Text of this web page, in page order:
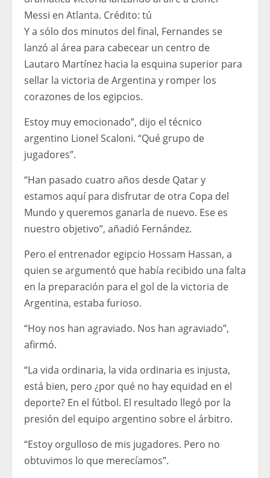
Messi en Atlanta. Crédito: tú
Y a sólo dos minutos del final, Fernandes se
lanzó al área para cabecear un centro de
Lautaro Martínez hacia la esquina superior para
sellar la victoria de Argentina y romper los
corazones de los egipcios.
Estoy muy emocionado”, dijo el técnico
argentino Lionel Scaloni. “Qué grupo de
jugadores”.
“Han pasado cuatro años desde Qatar y
estamos aquí para disfrutar de otra Copa del
Mundo y queremos ganarla de nuevo. Ese es
nuestro objetivo”, añadió Fernández.
Pero el entrenador egipcio Hossam Hassan, a
quien se argumentó que había recibido una falta
en la preparación para el gol de la victoria de
Argentina, estaba furioso.
“Hoy nos han agraviado. Nos han agraviado”,
afirmó.
“La vida ordinaria, la vida ordinaria es injusta,
está bien, pero ¿por qué no hay equidad en el
deporte? En el fútbol. El resultado llegó por la
presión del equipo argentino sobre el árbitro.
“Estoy orgulloso de mis jugadores. Pero no
obtuvimos lo que merecíamos”.